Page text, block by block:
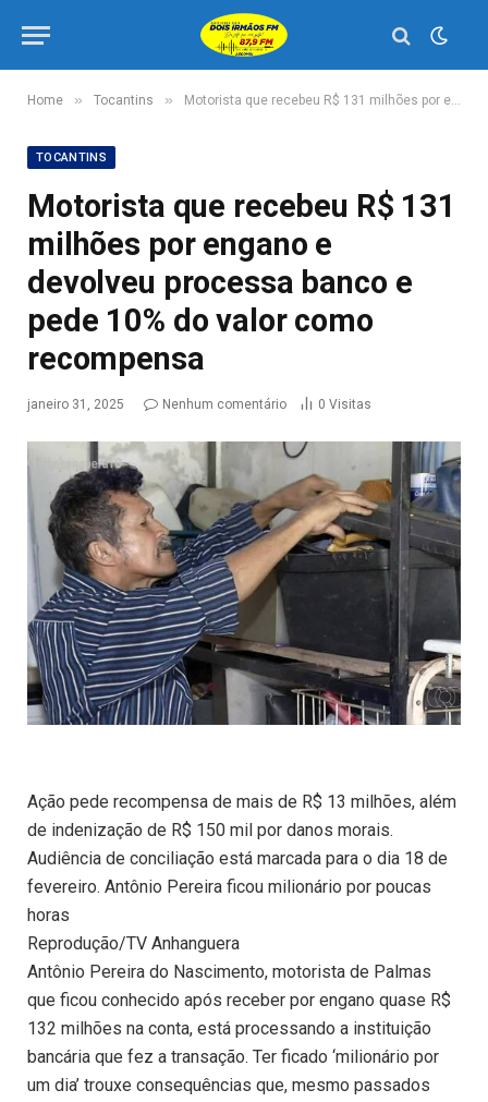
Home » Tocantins » Motorista que recebeu R$ 131 milhões por engano e devolveu processa banco e pede 10% do valor como recompensa
TOCANTINS
Motorista que recebeu R$ 131
milhões por engano e
devolveu processa banco e
pede 10% do valor como
recompensa
janeiro 31, 2025 Nenhum comentário 0 Visitas
Ação pede recompensa de mais de R$ 13 milhões, além
de indenização de R$ 150 mil por danos morais.
Audiência de conciliação está marcada para o dia 18 de
fevereiro. Antônio Pereira ficou milionário por poucas
horas
Reprodução/TV Anhanguera
Antônio Pereira do Nascimento, motorista de Palmas
que ficou conhecido após receber por engano quase R$
132 milhões na conta, está processando a instituição
bancária que fez a transação. Ter ficado ‘milionário por
um dia’ trouxe consequências que, mesmo passados